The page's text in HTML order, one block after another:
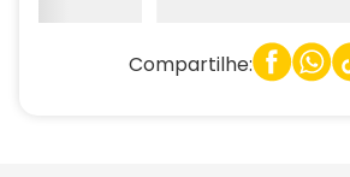
Compartilhe: